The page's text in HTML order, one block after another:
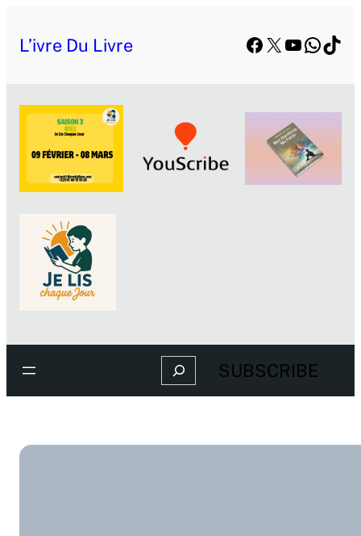
L’ivre Du Livre Facebook
X YouTube
Search SUBSCRIBE